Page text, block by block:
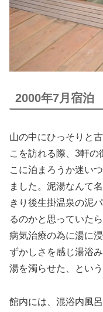
2000年7月宿泊
山の中にひっそりと
こを訪れる際、3軒
こに泊まろうか迷い
ました。泥湯なんて
きり後生掛温泉の泥
るのかと思っていた
病気治療の為に湯に
ずかしさを感じ湯浴
湯を濁らせた、とい
館内には、混浴内風